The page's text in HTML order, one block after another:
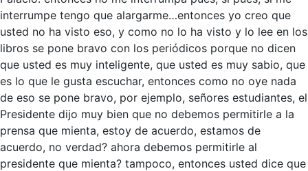
interrumpe tengo que alargarme…entonces yo creo que
usted no ha visto eso, y como no lo ha visto y lo lee en los
libros se pone bravo con los periódicos porque no dicen
que usted es muy inteligente, que usted es muy sabio, que
es lo que le gusta escuchar, entonces como no oye nada
de eso se pone bravo, por ejemplo, señores estudiantes, el
Presidente dijo muy bien que no debemos permitirle a la
prensa que mienta, estoy de acuerdo, estamos de
acuerdo, no verdad? ahora debemos permitirle al
presidente que mienta? tampoco, entonces usted dice que